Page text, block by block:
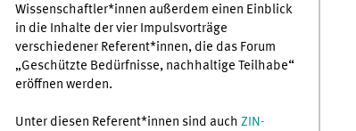
Wissenschaftler*innen außerdem einen Einblick
in die Inhalte der vier Impulsvorträge
verschiedener Referent*innen, die das Forum
„Geschützte Bedürfnisse, nachhaltige Teilhabe“
eröffnen werden.
Unter diesen Referent*innen sind auch ZIN-